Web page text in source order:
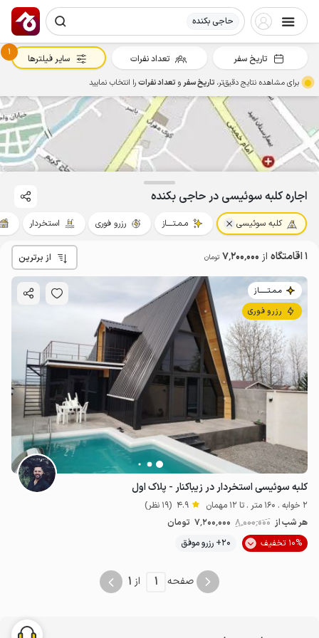
حاجی بکنده
میلیون ت
اجاره کلبه سوئیسی در حاجی بکنده
کلبه سوئیسی مـمـتــــاز رزرو فوری استخردار
1 اقامتگاه از 7٬200٬000 تومان از برترین
مـمـتــــــاز
رزرو فوری
کلبه سوئیسی استخردار در زیباکنار - پلاک اول
2 خوابه . 160 متر . تا 12 مهمان 4.9 (19 نظر)
هر شب از 8٬000٬000 7٬200٬000 تومان
10% تخفیف
20+ رزرو موفق
صفحه 1 از 1
تاریخ سفر تعداد نفرات
1
سایر فیلترها
برای مشاهده نتایج دقیق‌تر، تاریخ سفرو تعداد نفراترا انتخاب نمایید